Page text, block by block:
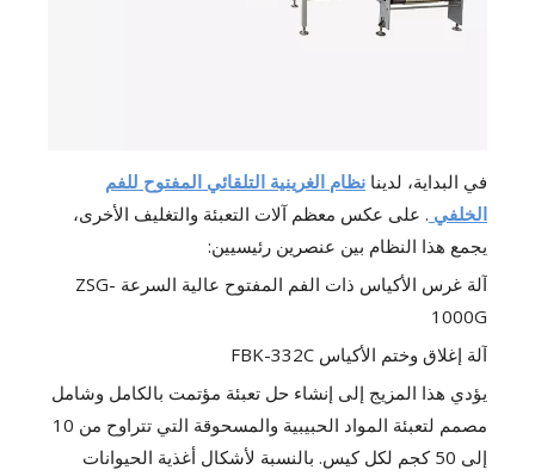
في البداية، لدينا نظام الغرينية التلقائي المفتوح للفم
الخلفي . على عكس معظم آلات التعبئة والتغليف الأخرى،
يجمع هذا النظام بين عنصرين رئيسيين:
آلة غرس الأكياس ذات الفم المفتوح عالية السرعة ZSG-
1000G
آلة إغلاق وختم الأكياس FBK-332C
يؤدي هذا المزيج إلى إنشاء حل تعبئة مؤتمت بالكامل وشامل
مصمم لتعبئة المواد الحبيبية والمسحوقة التي تتراوح من 10
إلى 50 كجم لكل كيس. بالنسبة لأشكال أغذية الحيوانات